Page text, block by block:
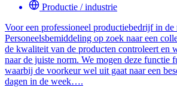
Productie / industrie
Voor een professioneel productiebedrijf in
Personeelsbemiddeling op zoek naar een
de kwaliteit van de producten controleert en
naar de juiste norm. We mogen deze functie
waarbij de voorkeur wel uit gaat naar een
dagen in de week….